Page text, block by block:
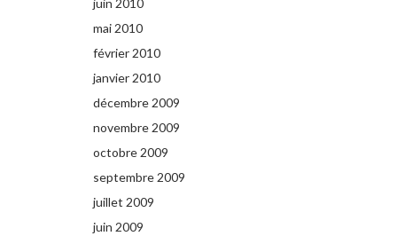
mai 2010
février 2010
janvier 2010
décembre 2009
novembre 2009
octobre 2009
septembre 2009
juillet 2009
juin 2009